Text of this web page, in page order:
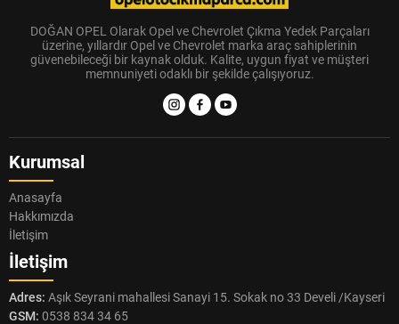
DOĞAN OPEL Olarak Opel ve Chevrolet Çıkma Yedek Parçaları
üzerine, yıllardır Opel ve Chevrolet marka araç sahiplerinin
güvenebileceği bir kaynak olduk. Kalite, uygun fiyat ve müşteri
memnuniyeti odaklı bir şekilde çalışıyoruz.
Kurumsal
Anasayfa
Hakkımızda
İletişim
İletişim
Adres: Aşık Seyrani mahallesi Sanayi 15. Sokak no 33 Develi /Kayseri
GSM: 0538 834 34 65